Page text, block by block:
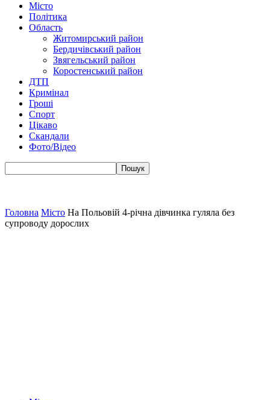
Місто
Політика
Область
Житомирський район
Бердичівський район
Звягельський район
Коростенський район
ДТП
Кримінал
Гроші
Спорт
Цікаво
Скандали
Фото/Відео
Головна Місто На Польовій 4-річна дівчинка гуляла без
супроводу дорослих